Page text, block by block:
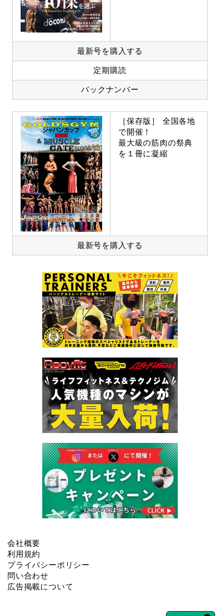
最新号を購入する
定期購読
バックナンバー
［保存版］ 全国各地
で開催！
最大級の筋肉の祭典
を１冊に凝縮
最新号を購入する
会社概要
利用規約
プライバシーポリシー
問い合わせ
広告掲載について